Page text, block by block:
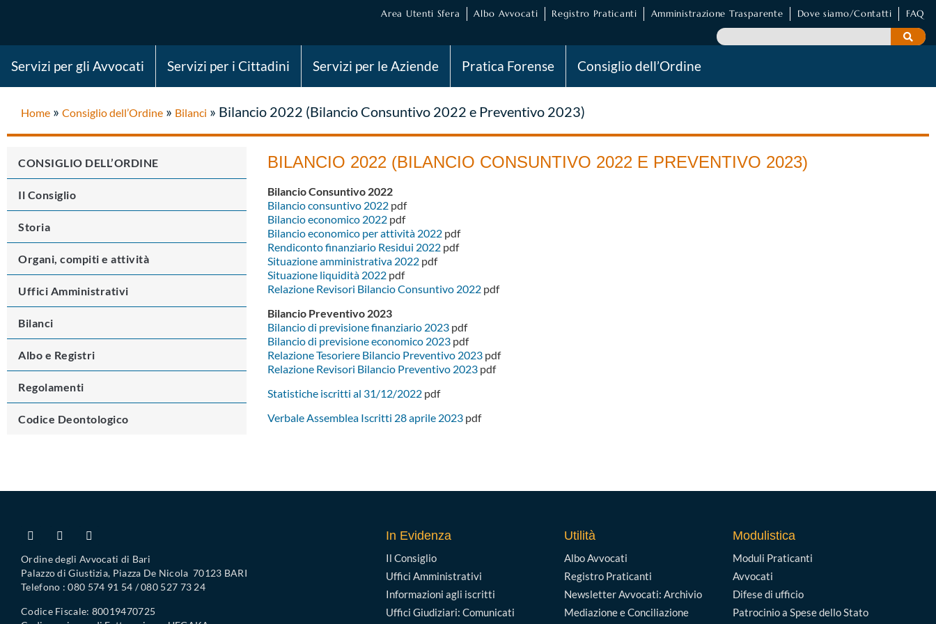
Area Utenti Sfera Albo Avvocati Registro Praticanti Amministrazione Trasparente Dove siamo/Contatti FAQ
Servizi per gli Avvocati Servizi per i Cittadini Servizi per le Aziende Pratica Forense Consiglio dell’Ordine
Home » Consiglio dell’Ordine » Bilanci » Bilancio 2022 (Bilancio Consuntivo 2022 e Preventivo 2023)
CONSIGLIO DELL’ORDINE
Il Consiglio
Storia
Organi, compiti e attività
Uffici Amministrativi
Bilanci
Albo e Registri
Regolamenti
Codice Deontologico
BILANCIO 2022 (BILANCIO CONSUNTIVO 2022 E PREVENTIVO 2023)
Bilancio Consuntivo 2022
Bilancio consuntivo 2022 pdf
Bilancio economico 2022 pdf
Bilancio economico per attività 2022 pdf
Rendiconto finanziario Residui 2022 pdf
Situazione amministrativa 2022 pdf
Situazione liquidità 2022 pdf
Relazione Revisori Bilancio Consuntivo 2022 pdf
Bilancio Preventivo 2023
Bilancio di previsione finanziario 2023 pdf
Bilancio di previsione economico 2023 pdf
Relazione Tesoriere Bilancio Preventivo 2023 pdf
Relazione Revisori Bilancio Preventivo 2023 pdf
Statistiche iscritti al 31/12/2022 pdf
Verbale Assemblea Iscritti 28 aprile 2023 pdf
Ordine degli Avvocati di Bari
Palazzo di Giustizia, Piazza De Nicola 70123 BARI
Telefono : 080 574 91 54 / 080 527 73 24
Codice Fiscale: 80019470725
In Evidenza
Il Consiglio
Uffici Amministrativi
Informazioni agli iscritti
Uffici Giudiziari: Comunicati
Utilità
Albo Avvocati
Registro Praticanti
Newsletter Avvocati: Archivio
Mediazione e Conciliazione
Modulistica
Moduli Praticanti
Avvocati
Difese di ufficio
Patrocinio a Spese dello Stato